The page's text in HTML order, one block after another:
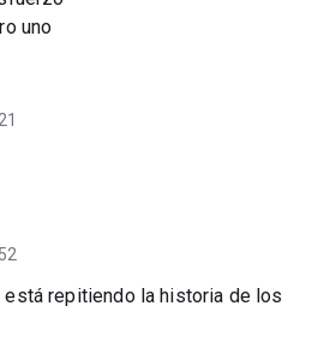
uno
repitiendo la historia de los